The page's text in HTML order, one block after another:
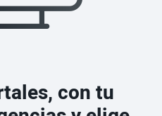
con tu